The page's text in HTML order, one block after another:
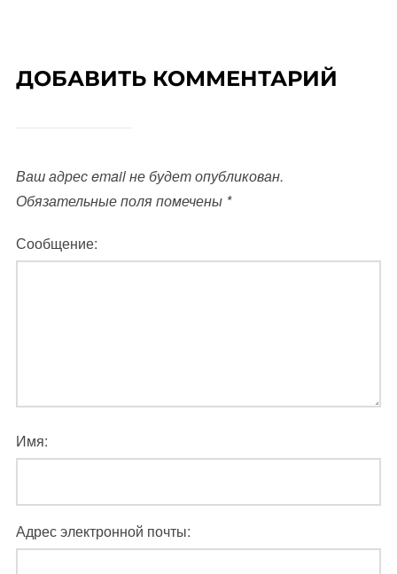
ДОБАВИТЬ КОММЕНТАРИЙ
Ваш адрес email не будет опубликован.
Обязательные поля помечены *
Сообщение:
Имя:
Адрес электронной почты: